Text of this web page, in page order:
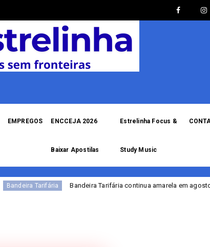
EMPREGOS ENCCEJA 2026
Baixar Apostilas
Estrelinha Focus &
Study Music
Bandeira Tarifária continua amarela em agosto com